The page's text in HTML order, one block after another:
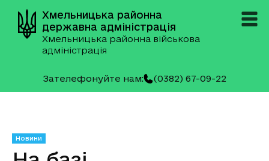
Хмельницька районна
державна адміністрація
Хмельницька районна військова
адміністрація
Зателефонуйте нам: (0382) 67-09-22
Новини